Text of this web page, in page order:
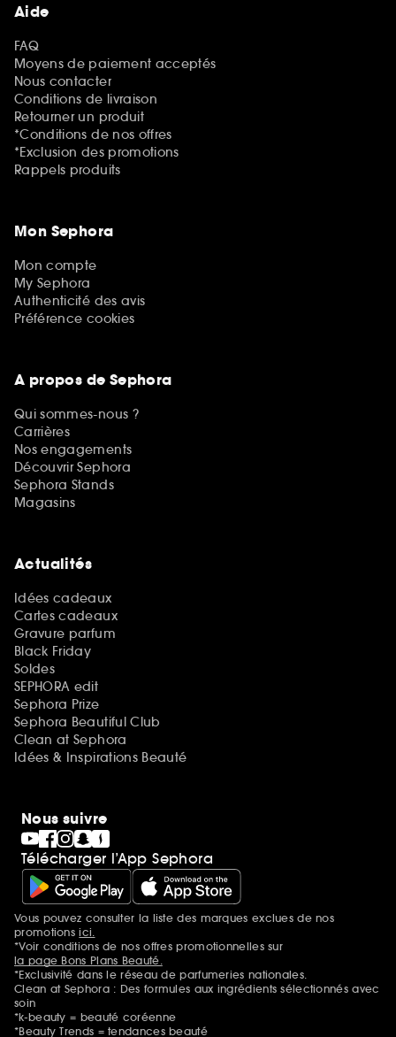
Aide
FAQ
Moyens de paiement acceptés
Nous contacter
Conditions de livraison
Retourner un produit
*Conditions de nos offres
*Exclusion des promotions
Rappels produits
Mon Sephora
Mon compte
My Sephora
Authenticité des avis
Préférence cookies
A propos de Sephora
Qui sommes-nous ?
Carrières
Nos engagements
Découvrir Sephora
Sephora Stands
Magasins
Actualités
Idées cadeaux
Cartes cadeaux
Gravure parfum
Black Friday
Soldes
SEPHORA edit
Sephora Prize
Sephora Beautiful Club
Clean at Sephora
Idées & Inspirations Beauté
Nous suivre
Télécharger l’App Sephora
Mentions additionnelles
Vous pouvez consulter la liste des marques exclues de nos
promotionsici.
*Voir conditions de nos offres promotionnelles sur
la page Bons Plans Beauté.
*Exclusivité dans le réseau de parfumeries nationales.
Clean at Sephora : Des formules aux ingrédients sélectionnés avec
soin
*k-beauty = beauté coréenne
*Beauty Trends = tendances beauté